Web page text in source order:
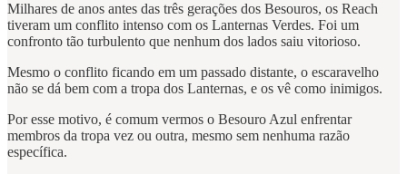
Milhares de anos antes das três gerações dos Besouros, os Reach
tiveram um conflito intenso com os Lanternas Verdes. Foi um
confronto tão turbulento que nenhum dos lados saiu vitorioso.
Mesmo o conflito ficando em um passado distante, o escaravelho
não se dá bem com a tropa dos Lanternas, e os vê como inimigos.
Por esse motivo, é comum vermos o Besouro Azul enfrentar
membros da tropa vez ou outra, mesmo sem nenhuma razão
específica.